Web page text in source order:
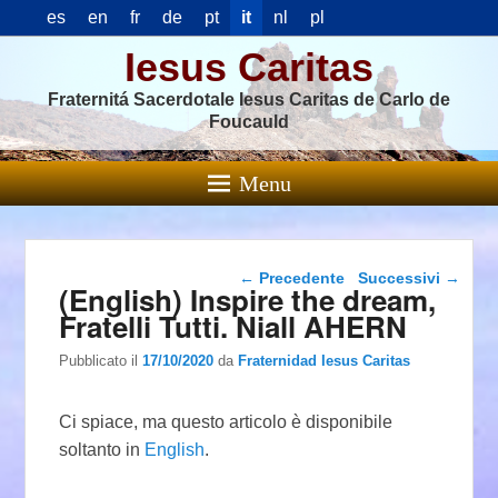
es en fr de pt it nl pl
Iesus Caritas
Fraternitá Sacerdotale Iesus Caritas de Carlo de
Foucauld
Menu
Navigazione articolo
← Precedente Successivi →
(English) Inspire the dream,
Fratelli Tutti. Niall AHERN
Pubblicato il17/10/2020 daFraternidad Iesus Caritas
Ci spiace, ma questo articolo è disponibile
soltanto in English.